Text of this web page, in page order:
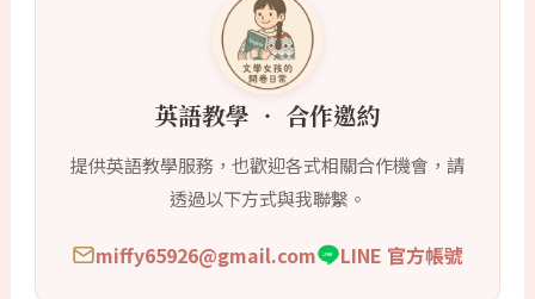
英語教學 ‧ 合作邀約
提供英語教學服務，也歡迎各式相關合作機會，請
透過以下方式與我聯繫。
miffy65926@gmail.com LINE 官方帳號